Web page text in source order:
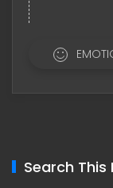
Search This